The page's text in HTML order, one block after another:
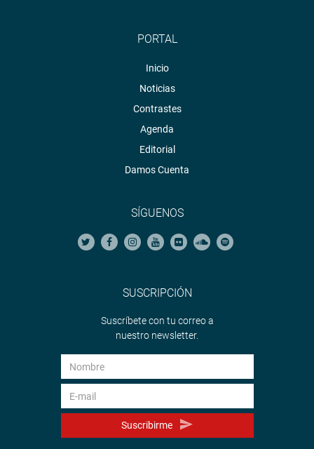
PORTAL
Inicio
Noticias
Contrastes
Agenda
Editorial
Damos Cuenta
SÍGUENOS
SUSCRIPCIÓN
Suscríbete con tu correo a
nuestro newsletter.
Suscribirme